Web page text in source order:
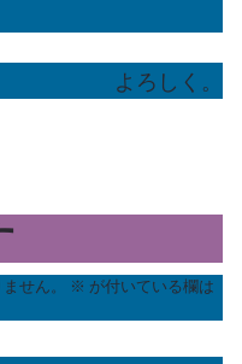
よろしく。
せん。 ※ が付いている欄は